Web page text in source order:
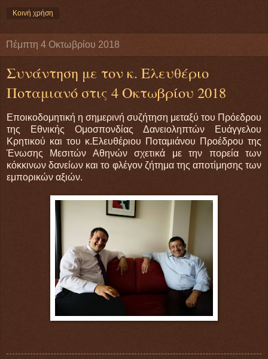
Κοινή χρήση
Πέμπτη 4 Οκτωβρίου 2018
Συνάντηση με τον κ. Ελευθέριο
Ποταμιανό στις 4 Οκτωβρίου 2018
Εποικοδομητική η σημερινή συζήτηση μεταξύ του Πρόεδρου
της Εθνικής Ομοσπονδίας Δανειοληπτών Ευάγγελου
Κρητικού και του κ.Ελευθέριου Ποταμιάνου Προέδρου της
Ένωσης Μεσιτών Αθηνών σχετικά με την πορεία των
κόκκινων δανείων και το φλέγον ζήτημα της αποτίμησης των
εμπορικών αξιών.